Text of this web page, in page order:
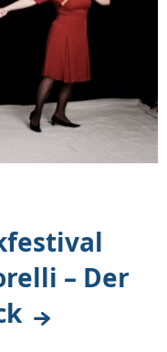
– Der